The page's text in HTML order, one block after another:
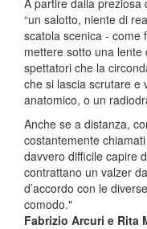
A partire dalla preziosa
“un salotto, niente di
scatola scenica - come
mettere sotto una
spettatori che la
che si lascia scrutare e
anatomico, o un
Anche se a distanza,
costantemente
davvero difficile capire
contrattano un valzer
d’accordo con le
comodo."
Fabrizio Arcuri e Rita